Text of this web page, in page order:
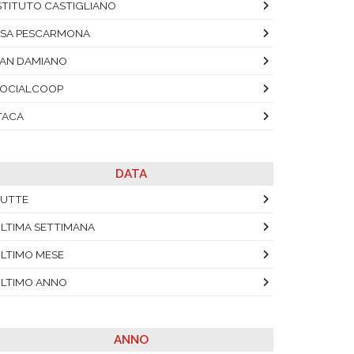
CASTIGLIANO
PESCARMONA
DAMIANO
DATA
SETTIMANA
MESE
ANNO
ANNO